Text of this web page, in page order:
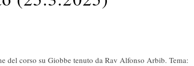
del corso su Giobbe tenuto da Rav Alfonso Arbib. Tema: